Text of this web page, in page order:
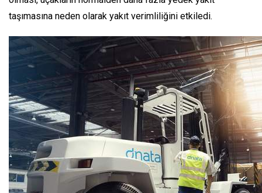
taşımasına neden olarak yakıt verimliliğini etkiledi.